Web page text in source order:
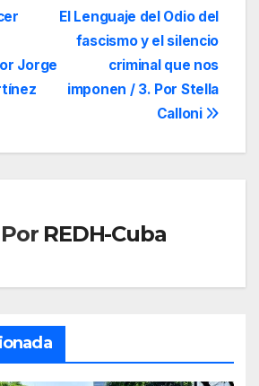
El Lenguaje del Odio del
fascismo y el silencio
criminal que nos
imponen / 3. Por Stella
Calloni
Jorge
Por REDH-Cuba